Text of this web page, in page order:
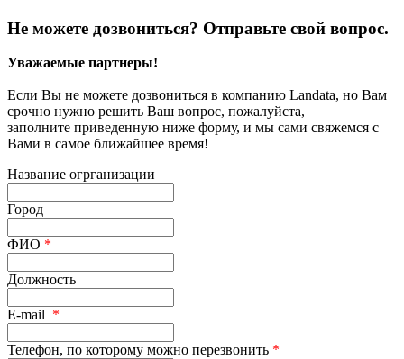
Не можете дозвониться? Отправьте свой вопрос.
Уважаемые партнеры!
Если Вы не можете дозвониться в компанию Landata, но Вам
срочно нужно решить Ваш вопрос, пожалуйста,
заполните приведенную ниже форму, и мы сами свяжемся с
Вами в самое ближайшее время!
Название огрганизации
Город
ФИО *
Должность
E-mail *
Телефон, по которому можно перезвонить *